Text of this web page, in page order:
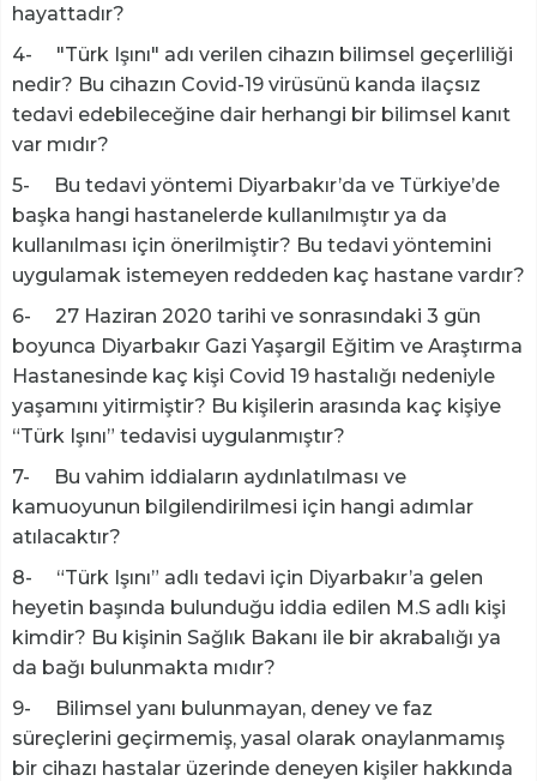
hayattadır?
4- "Türk Işını" adı verilen cihazın bilimsel geçerliliği
nedir? Bu cihazın Covid-19 virüsünü kanda ilaçsız
tedavi edebileceğine dair herhangi bir bilimsel kanıt
var mıdır?
5- Bu tedavi yöntemi Diyarbakır’da ve Türkiye’de
başka hangi hastanelerde kullanılmıştır ya da
kullanılması için önerilmiştir? Bu tedavi yöntemini
uygulamak istemeyen reddeden kaç hastane vardır?
6- 27 Haziran 2020 tarihi ve sonrasındaki 3 gün
boyunca Diyarbakır Gazi Yaşargil Eğitim ve Araştırma
Hastanesinde kaç kişi Covid 19 hastalığı nedeniyle
yaşamını yitirmiştir? Bu kişilerin arasında kaç kişiye
“Türk Işını” tedavisi uygulanmıştır?
7- Bu vahim iddiaların aydınlatılması ve
kamuoyunun bilgilendirilmesi için hangi adımlar
atılacaktır?
8- “Türk Işını” adlı tedavi için Diyarbakır’a gelen
heyetin başında bulunduğu iddia edilen M.S adlı kişi
kimdir? Bu kişinin Sağlık Bakanı ile bir akrabalığı ya
da bağı bulunmakta mıdır?
9- Bilimsel yanı bulunmayan, deney ve faz
süreçlerini geçirmemiş, yasal olarak onaylanmamış
bir cihazı hastalar üzerinde deneyen kişiler hakkında